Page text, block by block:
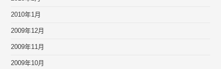
2010年1月
2009年12月
2009年11月
2009年10月